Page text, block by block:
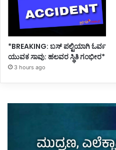
*BREAKING: ಬಸ್ ಪಲ್ಟಿಯಾಗಿ ಓರ್ವ
ಯುವಕ ಸಾವು: ಹಲವರ ಸ್ಥಿತಿ ಗಂಭೀರ*
3 hours ago